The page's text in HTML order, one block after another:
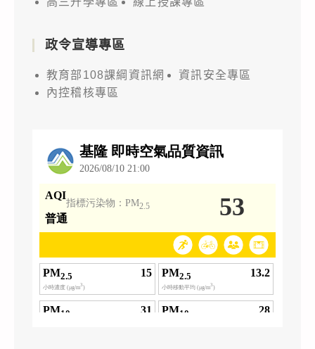
政令宣導專區
教育部108課綱資訊網
資訊安全專區
內控稽核專區